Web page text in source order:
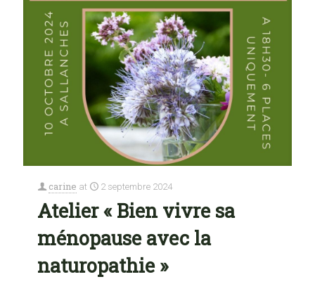
carine at 2 septembre 2024
Atelier « Bien vivre sa
ménopause avec la
naturopathie »